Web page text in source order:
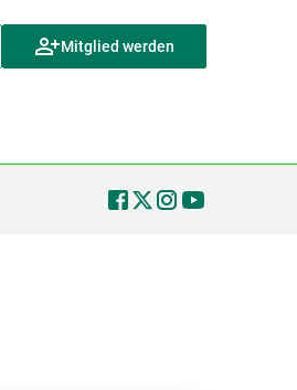
Mitglied werden